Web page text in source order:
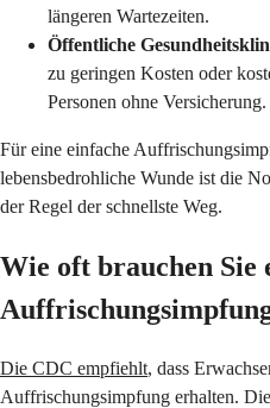
längeren Wartezeiten.
Öffentliche
zu geringen Kosten oder
Personen ohne Versicherung.
Für eine einfache
lebensbedrohliche Wunde ist die
der Regel der schnellste Weg.
Wie oft brauchen Sie
Die CDC empfiehlt, dass
Auffrischungsimpfung erhalten.